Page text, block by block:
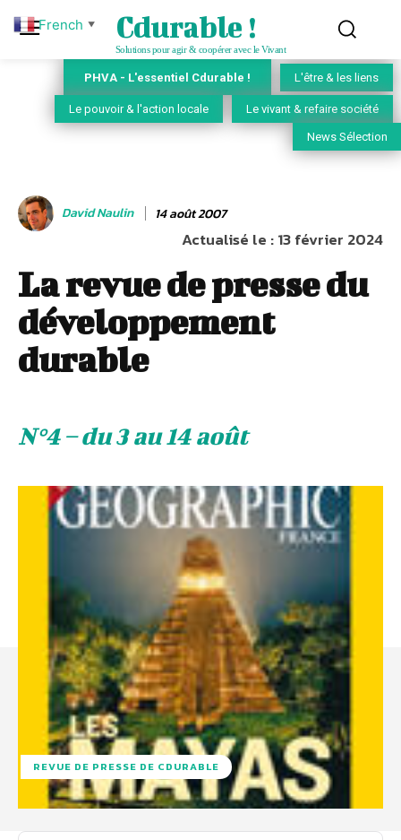
Cdurable !
Solutions pour agir & coopérer avec le Vivant
PHVA - L'essentiel Cdurable ! L'être & les liens
Le pouvoir & l'action locale Le vivant & refaire société
News Sélection
David Naulin 14 août 2007
Actualisé le :13 février 2024
La revue de presse du
développement
durable
N°4 – du 3 au 14 août
REVUE DE PRESSE DE CDURABLE
French ▼